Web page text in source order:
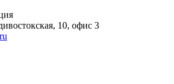
10, офис 3